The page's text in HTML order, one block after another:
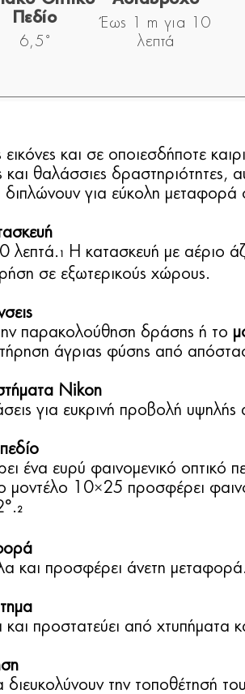
Πεδίο
6,5˚
Έως 1 m για 10
λεπτά
και σε οποιεσδήποτε
θαλάσσιες δραστηριότητες,
για εύκολη μεταφορά
λεπτά.
Η κατασκευή με αέριο
σε εξωτερικούς χώρους.
παρακολούθηση δράσης ή το
άγριας φύσης από
Nikon
για ευκρινή προβολή υψηλής
ένα ευρύ φαινομενικό οπτικό
μοντέλο 10×25 προσφέρει
2
και προσφέρει άνετη μεταφορά.
προστατεύει από χτυπήματα
την τοποθέτησή